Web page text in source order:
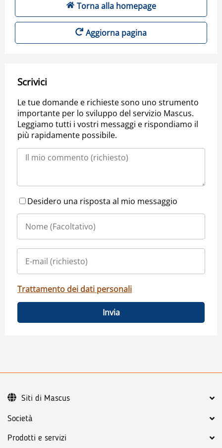
Torna alla homepage
Aggiorna pagina
Scrivici
Le tue domande e richieste sono uno strumento
importante per lo sviluppo del servizio Mascus.
Leggiamo tutti i vostri messaggi e rispondiamo il
più rapidamente possibile.
Desidero una risposta al mio messaggio
Trattamento dei dati personali
Invia
Società
Prodotti e servizi
Siti di Mascus